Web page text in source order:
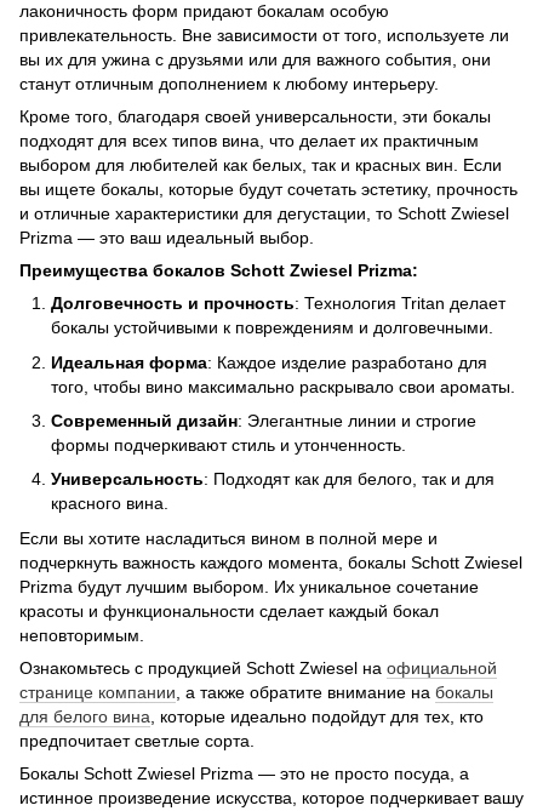
лаконичность форм придают бокалам особую
привлекательность. Вне зависимости от того, используете ли
вы их для ужина с друзьями или для важного события, они
станут отличным дополнением к любому интерьеру.
Кроме того, благодаря своей универсальности, эти бокалы
подходят для всех типов вина, что делает их практичным
выбором для любителей как белых, так и красных вин. Если
вы ищете бокалы, которые будут сочетать эстетику, прочность
и отличные характеристики для дегустации, то Schott Zwiesel
Prizma — это ваш идеальный выбор.
Преимущества бокалов Schott Zwiesel Prizma:
Долговечность и прочность: Технология Tritan делает
бокалы устойчивыми к повреждениям и долговечными.
Идеальная форма: Каждое изделие разработано для
того, чтобы вино максимально раскрывало свои ароматы.
Современный дизайн: Элегантные линии и строгие
формы подчеркивают стиль и утонченность.
Универсальность: Подходят как для белого, так и для
красного вина.
Если вы хотите насладиться вином в полной мере и
подчеркнуть важность каждого момента, бокалы Schott Zwiesel
Prizma будут лучшим выбором. Их уникальное сочетание
красоты и функциональности сделает каждый бокал
неповторимым.
Ознакомьтесь с продукцией Schott Zwiesel на официальной
странице компании , а также обратите внимание на бокалы
для белого вина , которые идеально подойдут для тех, кто
предпочитает светлые сорта.
Бокалы Schott Zwiesel Prizma — это не просто посуда, а
истинное произведение искусства, которое подчеркивает вашу